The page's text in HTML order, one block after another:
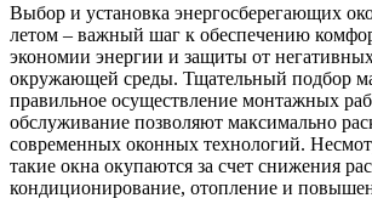
Выбор и установка энергосберегающих
летом – важный шаг к обеспечению
экономии энергии и защиты от
окружающей среды. Тщательный подбор
правильное осуществление монтажных
обслуживание позволяют максимально
современных оконных технологий.
такие окна окупаются за счет снижения
кондиционирование, отопление и